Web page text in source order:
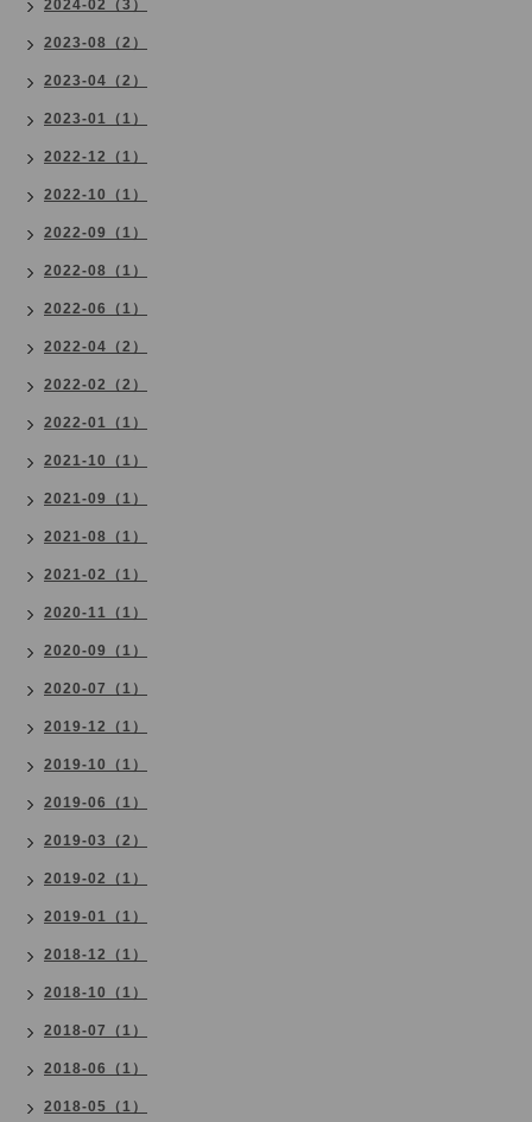
2024-02（3）
2023-08（2）
2023-04（2）
2023-01（1）
2022-12（1）
2022-10（1）
2022-09（1）
2022-08（1）
2022-06（1）
2022-04（2）
2022-02（2）
2022-01（1）
2021-10（1）
2021-09（1）
2021-08（1）
2021-02（1）
2020-11（1）
2020-09（1）
2020-07（1）
2019-12（1）
2019-10（1）
2019-06（1）
2019-03（2）
2019-02（1）
2019-01（1）
2018-12（1）
2018-10（1）
2018-07（1）
2018-06（1）
2018-05（1）